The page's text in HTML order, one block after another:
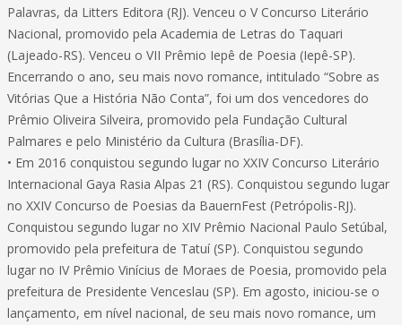
Palavras, da Litters Editora (RJ). Venceu o V Concurso Literário
Nacional, promovido pela Academia de Letras do Taquari
(Lajeado-RS). Venceu o VII Prêmio Iepê de Poesia (Iepê-SP).
Encerrando o ano, seu mais novo romance, intitulado “Sobre as
Vitórias Que a História Não Conta”, foi um dos vencedores do
Prêmio Oliveira Silveira, promovido pela Fundação Cultural
Palmares e pelo Ministério da Cultura (Brasília-DF).
• Em 2016 conquistou segundo lugar no XXIV Concurso Literário
Internacional Gaya Rasia Alpas 21 (RS). Conquistou segundo lugar
no XXIV Concurso de Poesias da BauernFest (Petrópolis-RJ).
Conquistou segundo lugar no XIV Prêmio Nacional Paulo Setúbal,
promovido pela prefeitura de Tatuí (SP). Conquistou segundo
lugar no IV Prêmio Vinícius de Moraes de Poesia, promovido pela
prefeitura de Presidente Venceslau (SP). Em agosto, iniciou-se o
lançamento, em nível nacional, de seu mais novo romance, um